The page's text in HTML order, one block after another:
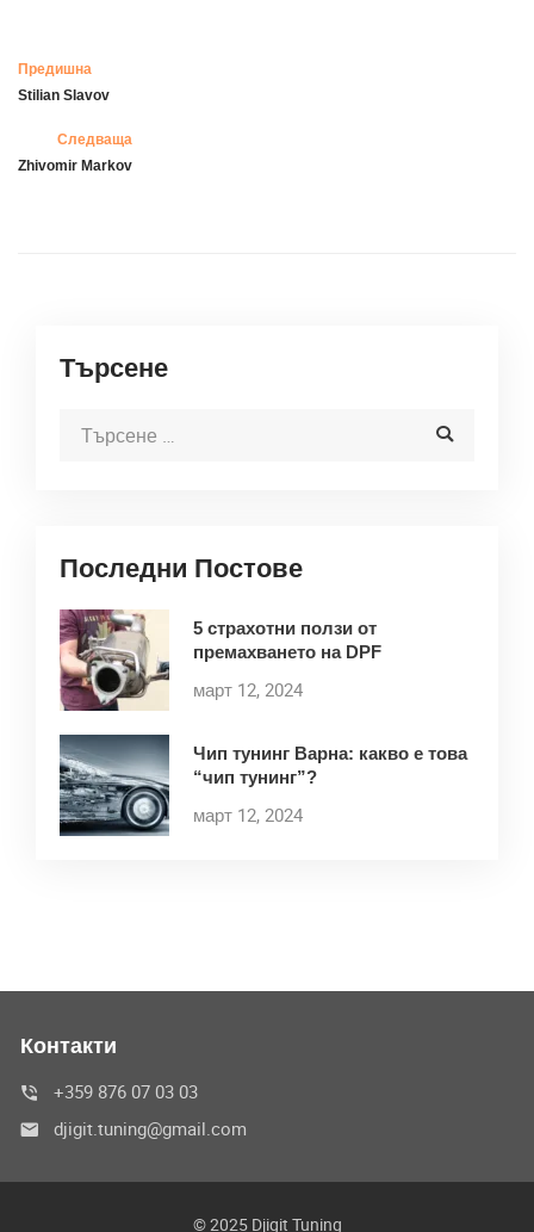
Предишна
Stilian Slavov
Следваща
Zhivomir Markov
Търсене
Последни Постове
5 страхотни ползи от
премахването на DPF
март 12, 2024
Чип тунинг Варна: какво е това
“чип тунинг”?
март 12, 2024
Контакти
+359 876 07 03 03
djigit.tuning@gmail.com
© 2025 Djigit Tuning